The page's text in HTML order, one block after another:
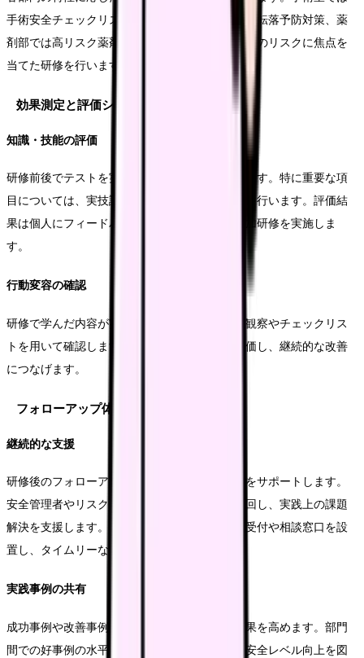
手術安全チェックリストの運用、病棟では転倒・転落予防対策、薬
剤部では高リスク薬剤の取り扱いなど、部門特有のリスクに焦点を
当てた研修を行います。
効果測定と評価システム
知識・技能の評価
研修前後でテストを実施し、学習効果を測定します。特に重要な項
目については、実技試験を含めた総合的な評価を行います。評価結
果は個人にフィードバックし、必要に応じて追加研修を実施しま
す。
行動変容の確認
研修で学んだ内容が実践されているかを、現場観察やチェックリス
トを用いて確認します。安全行動の定着度を評価し、継続的な改善
につなげます。
フォローアップ体制の整備
継続的な支援
研修後のフォローアップとして、現場での実践をサポートします。
安全管理者やリスクマネージャーが定期的に巡回し、実践上の課題
解決を支援します。また、オンラインでの質問受付や相談窓口を設
置し、タイムリーな支援を提供します。
実践事例の共有
成功事例や改善事例を組織内で共有し、学習効果を高めます。部門
間での好事例の水平展開を促進し、組織全体の安全レベル向上を図